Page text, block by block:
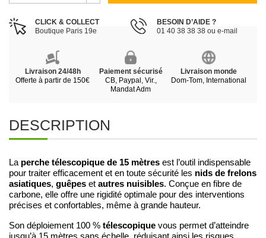
CLICK & COLLECT
Boutique Paris 19e
BESOIN D’AIDE ?
01 40 38 38 38 ou e-mail
Livraison 24/48h
Offerte à partir de 150€
Paiement sécurisé
CB, Paypal, Vir.,
Mandat Adm
Livraison monde
Dom-Tom, International
DESCRIPTION
La perche télescopique de 15 mètres est l’outil indispensable
pour traiter efficacement et en toute sécurité les nids de frelons
asiatiques, guêpes et autres nuisibles. Conçue en fibre de
carbone, elle offre une rigidité optimale pour des interventions
précises et confortables, même à grande hauteur.
Son déploiement 100 % télescopique vous permet d’atteindre